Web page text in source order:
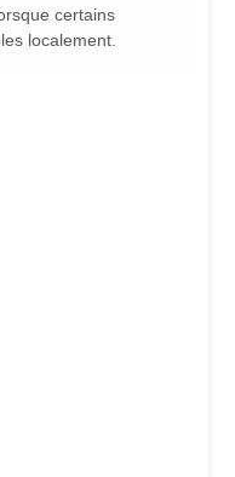
certains
localement.